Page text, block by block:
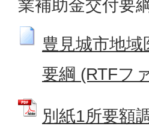
業補助金交付要
豊見城市地
要綱 (RTFフ
別紙1所要額